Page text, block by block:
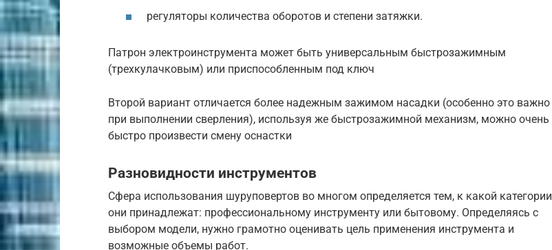
регуляторы количества оборотов и степени затяжки.
Патрон электроинструмента может быть универсальным быстрозажимным
(трехкулачковым) или приспособленным под ключ
Второй вариант отличается более надежным зажимом насадки (особенно это важно
при выполнении сверления), используя же быстрозажимной механизм, можно очень
быстро произвести смену оснастки
Разновидности инструментов
Сфера использования шуруповертов во многом определяется тем, к какой категории
они принадлежат: профессиональному инструменту или бытовому. Определяясь с
выбором модели, нужно грамотно оценивать цель применения инструмента и
возможные объемы работ.